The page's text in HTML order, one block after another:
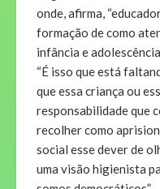
onde, afirma,
formação de como
infância e
“É isso que está
que essa criança ou
responsabilidade que
recolher como
social esse dever de
uma visão higienista